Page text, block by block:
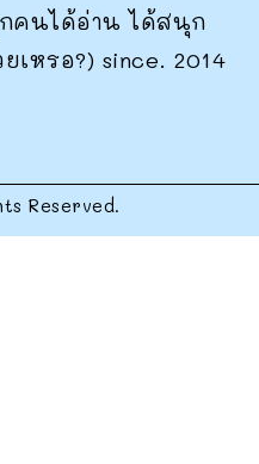
คนได้อ่าน ได้สนุก
เหรอ?) since. 2014
Reserved.